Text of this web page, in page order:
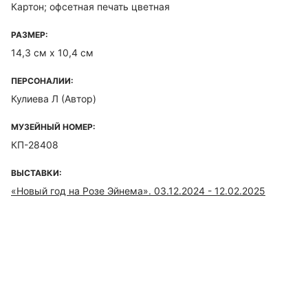
Картон; офсетная печать цветная
РАЗМЕР:
14,3 см х 10,4 см
ПЕРСОНАЛИИ:
Кулиева Л (Автор)
МУЗЕЙНЫЙ НОМЕР:
КП-28408
ВЫСТАВКИ:
«Новый год на Розе Эйнема». 03.12.2024 - 12.02.2025